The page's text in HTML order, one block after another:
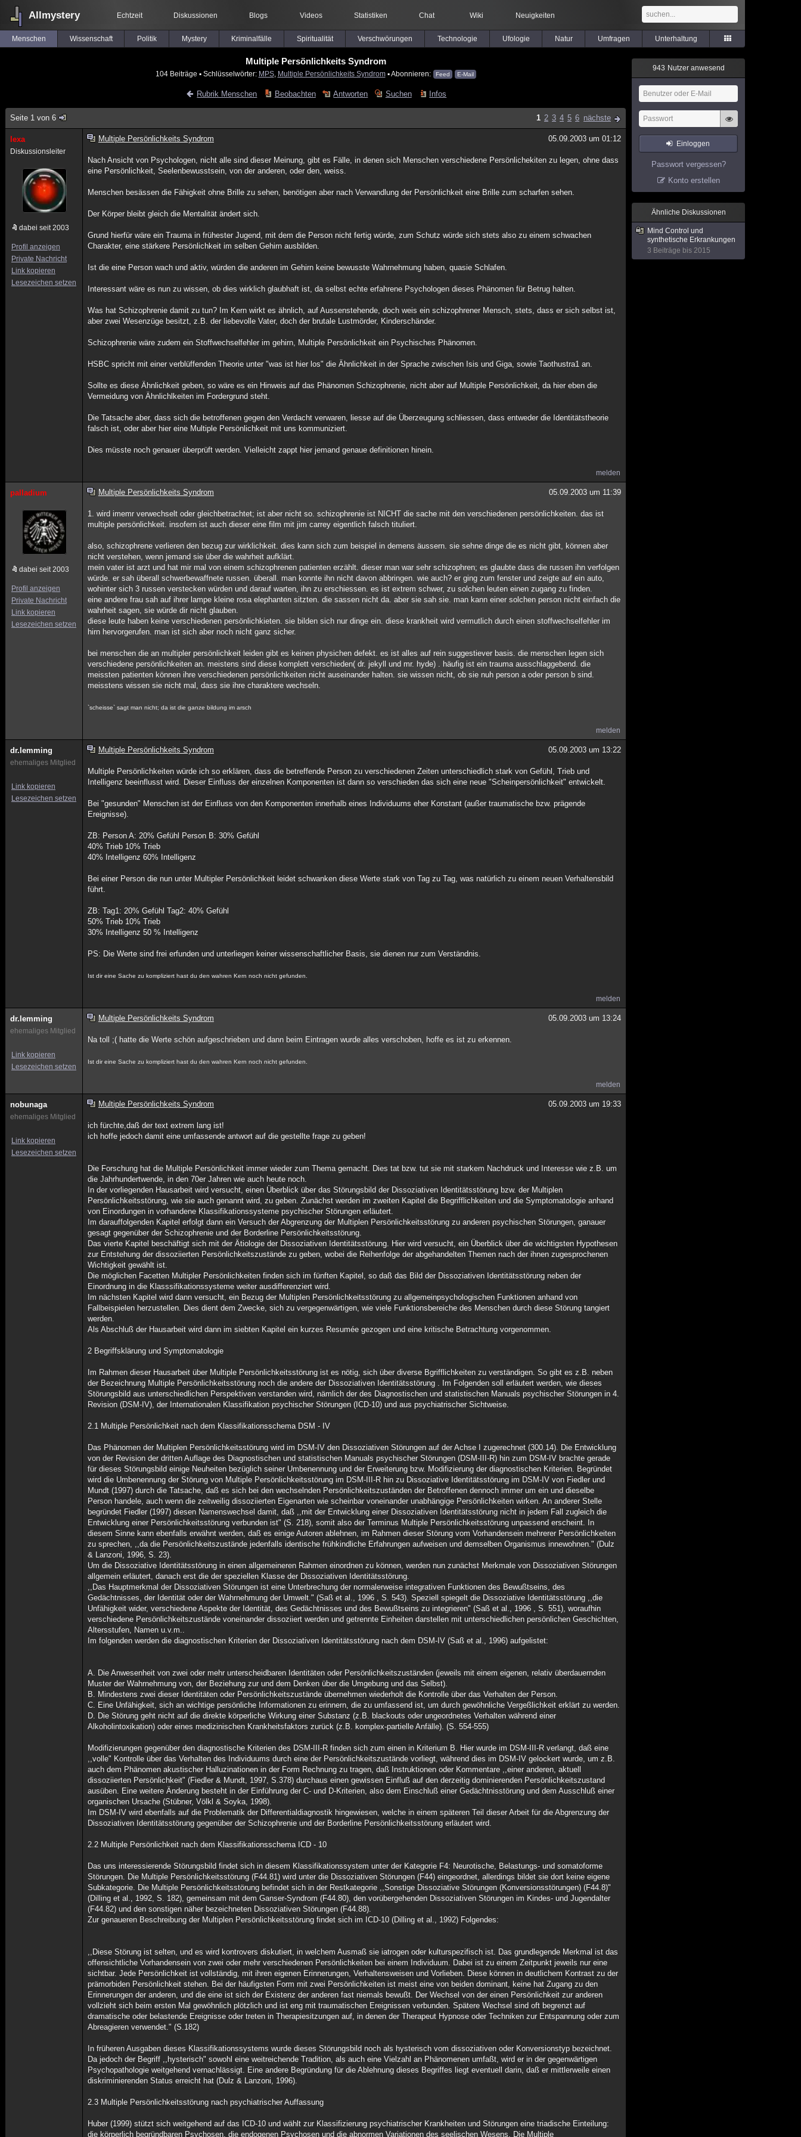
Allmystery Echtzeit Diskussionen Blogs Videos Statistiken Chat Wiki Neuigkeiten
Menschen Wissenschaft Politik Mystery Kriminalfälle Spiritualität Verschwörungen Technologie Ufologie Natur Umfragen Unterhaltung
Multiple Persönlichkeits Syndrom
104 Beiträge ▪ Schlüsselwörter: MPS, Multiple Persönlichkeits Syndrom▪ Abonnieren: Feed E-Mail
Rubrik Menschen Beobachten Antworten Suchen Infos
Seite 1 von 6 1 2 3 4 5 6 nächste
lexa
Diskussionsleiter
dabei seit 2003
Profil anzeigen
Private Nachricht
Link kopieren
Lesezeichen setzen
Multiple Persönlichkeits Syndrom 05.09.2003 um 01:12
Nach Ansicht von Psychologen, nicht alle sind dieser Meinung, gibt es Fälle, in denen sich Menschen verschiedene Persönlichekiten zu legen, ohne dass
eine Persönlichkeit, Seelenbewusstsein, von der anderen, oder den, weiss.
Menschen besässen die Fähigkeit ohne Brille zu sehen, benötigen aber nach Verwandlung der Persönlichkeit eine Brille zum scharfen sehen.
Der Körper bleibt gleich die Mentalität ändert sich.
Grund hierfür wäre ein Trauma in frühester Jugend, mit dem die Person nicht fertig würde, zum Schutz würde sich stets also zu einem schwachen
Charakter, eine stärkere Persönlichkeit im selben Gehirn ausbilden.
Ist die eine Person wach und aktiv, würden die anderen im Gehirn keine bewusste Wahrnehmung haben, quasie Schlafen.
Interessant wäre es nun zu wissen, ob dies wirklich glaubhaft ist, da selbst echte erfahrene Psychologen dieses Phänomen für Betrug halten.
Was hat Schizophrenie damit zu tun? Im Kern wirkt es ähnlich, auf Aussenstehende, doch weis ein schizophrener Mensch, stets, dass er sich selbst ist,
aber zwei Wesenzüge besitzt, z.B. der liebevolle Vater, doch der brutale Lustmörder, Kinderschänder.
Schizophrenie wäre zudem ein Stoffwechselfehler im gehirn, Multiple Persönlichkeit ein Psychisches Phänomen.
HSBC spricht mit einer verblüffenden Theorie unter "was ist hier los" die Ähnlichkeit in der Sprache zwischen Isis und Giga, sowie Taothustra1 an.
Sollte es diese Ähnlichkeit geben, so wäre es ein Hinweis auf das Phänomen Schizophrenie, nicht aber auf Multiple Persönlichkeit, da hier eben die
Vermeidung von Ähnlichlkeiten im Fordergrund steht.
Die Tatsache aber, dass sich die betroffenen gegen den Verdacht verwaren, liesse auf die Überzeugung schliessen, dass entweder die Identitätstheorie
falsch ist, oder aber hier eine Multiple Persönlichkeit mit uns kommuniziert.
Dies müsste noch genauer überprüft werden. Vielleicht zappt hier jemand genaue definitionen hinein.
melden
palladium
dabei seit 2003
Profil anzeigen
Private Nachricht
Link kopieren
Lesezeichen setzen
Multiple Persönlichkeits Syndrom 05.09.2003 um 11:39
1. wird imemr verwechselt oder gleichbetrachtet; ist aber nicht so. schizophrenie ist NICHT die sache mit den verschiedenen persönlichkeiten. das ist
multiple persönlichkeit. insofern ist auch dieser eine film mit jim carrey eigentlich falsch tituliert.
also, schizophrene verlieren den bezug zur wirklichkeit. dies kann sich zum beispiel in demens äussern. sie sehne dinge die es nicht gibt, können aber
nicht verstehen, wenn jemand sie über die wahrheit aufklärt.
mein vater ist arzt und hat mir mal von einem schizophrenen patienten erzählt. dieser man war sehr schizophren; es glaubte dass die russen ihn verfolgen
würde. er sah überall schwerbewaffnete russen. überall. man konnte ihn nicht davon abbringen. wie auch? er ging zum fenster und zeigte auf ein auto,
wohinter sich 3 russen verstecken würden und darauf warten, ihn zu erschiessen. es ist extrem schwer, zu solchen leuten einen zugang zu finden.
eine andere frau sah auf ihrer lampe kleine rosa elephanten sitzten. die sassen nicht da. aber sie sah sie. man kann einer solchen person nicht einfach die
wahrheit sagen, sie würde dir nicht glauben.
diese leute haben keine verschiedenen persönlichkieten. sie bilden sich nur dinge ein. diese krankheit wird vermutlich durch einen stoffwechselfehler im
hirn hervorgerufen. man ist sich aber noch nicht ganz sicher.
bei menschen die an multipler persönlichkeit leiden gibt es keinen physichen defekt. es ist alles auf rein suggestiever basis. die menschen legen sich
verschiedene persönlichkeiten an. meistens sind diese komplett verschieden( dr. jekyll und mr. hyde) . häufig ist ein trauma ausschlaggebend. die
meissten patienten können ihre verschiedenen persönlichkeiten nicht auseinander halten. sie wissen nicht, ob sie nuh person a oder person b sind.
meisstens wissen sie nicht mal, dass sie ihre charaktere wechseln.
`scheisse` sagt man nicht; da ist die ganze bildung im arsch
melden
dr.lemming
ehemaliges Mitglied
Link kopieren
Lesezeichen setzen
Multiple Persönlichkeits Syndrom 05.09.2003 um 13:22
Multiple Persönlichkeiten würde ich so erklären, dass die betreffende Person zu verschiedenen Zeiten unterschiedlich stark von Gefühl, Trieb und
Intelligenz beeinflusst wird. Dieser Einfluss der einzelnen Komponenten ist dann so verschieden das sich eine neue "Scheinpersönlichkeit" entwickelt.
Bei "gesunden" Menschen ist der Einfluss von den Komponenten innerhalb eines Individuums eher Konstant (außer traumatische bzw. prägende
Ereignisse).
ZB: Person A: 20% Gefühl Person B: 30% Gefühl
40% Trieb 10% Trieb
40% Intelligenz 60% Intelligenz
Bei einer Person die nun unter Multipler Persönlichkeit leidet schwanken diese Werte stark von Tag zu Tag, was natürlich zu einem neuen Verhaltensbild
führt.
ZB: Tag1: 20% Gefühl Tag2: 40% Gefühl
50% Trieb 10% Trieb
30% Intelligenz 50 % Intelligenz
PS: Die Werte sind frei erfunden und unterliegen keiner wissenschaftlicher Basis, sie dienen nur zum Verständnis.
Ist dir eine Sache zu kompliziert hast du den wahren Kern noch nicht gefunden.
melden
dr.lemming
ehemaliges Mitglied
Link kopieren
Lesezeichen setzen
Multiple Persönlichkeits Syndrom 05.09.2003 um 13:24
Na toll ;( hatte die Werte schön aufgeschrieben und dann beim Eintragen wurde alles verschoben, hoffe es ist zu erkennen.
Ist dir eine Sache zu kompliziert hast du den wahren Kern noch nicht gefunden.
melden
nobunaga
ehemaliges Mitglied
Link kopieren
Lesezeichen setzen
Multiple Persönlichkeits Syndrom 05.09.2003 um 19:33
ich fürchte,daß der text extrem lang ist!
ich hoffe jedoch damit eine umfassende antwort auf die gestellte frage zu geben!
Die Forschung hat die Multiple Persönlichkeit immer wieder zum Thema gemacht. Dies tat bzw. tut sie mit starkem Nachdruck und Interesse wie z.B. um
die Jahrhundertwende, in den 70er Jahren wie auch heute noch.
In der vorliegenden Hausarbeit wird versucht, einen Überblick über das Störungsbild der Dissoziativen Identitätsstörung bzw. der Multiplen
Persönlichkeitsstörung, wie sie auch genannt wird, zu geben. Zunächst werden im zweiten Kapitel die Begrifflichkeiten und die Symptomatologie anhand
von Einordungen in vorhandene Klassifikationssysteme psychischer Störungen erläutert.
Im darauffolgenden Kapitel erfolgt dann ein Versuch der Abgrenzung der Multiplen Persönlichkeitsstörung zu anderen psychischen Störungen, ganauer
gesagt gegenüber der Schizophrenie und der Borderline Persönlichkeitsstörung.
Das vierte Kapitel beschäftigt sich mit der Ätiologie der Dissoziativen Identitätsstörung. Hier wird versucht, ein Überblick über die wichtigsten Hypothesen
zur Entstehung der dissoziierten Persönlichkeitszustände zu geben, wobei die Reihenfolge der abgehandelten Themen nach der ihnen zugesprochenen
Wichtigkeit gewählt ist.
Die möglichen Facetten Multipler Persönlichkeiten finden sich im fünften Kapitel, so daß das Bild der Dissoziativen Identitätsstörung neben der
Einordnung in die Klasssifikationssysteme weiter ausdifferenziert wird.
Im nächsten Kapitel wird dann versucht, ein Bezug der Multiplen Persönlichkeitsstörung zu allgemeinpsychologischen Funktionen anhand von
Fallbeispielen herzustellen. Dies dient dem Zwecke, sich zu vergegenwärtigen, wie viele Funktionsbereiche des Menschen durch diese Störung tangiert
werden.
Als Abschluß der Hausarbeit wird dann im siebten Kapitel ein kurzes Resumée gezogen und eine kritische Betrachtung vorgenommen.
2 Begriffsklärung und Symptomatologie
Im Rahmen dieser Hausarbeit über Multiple Persönlichkeitsstörung ist es nötig, sich über diverse Bgrifflichkeiten zu verständigen. So gibt es z.B. neben
der Bezeichnung Multiple Persönlichkeitsstörung noch die andere der Dissoziativen Identitätsstörung . Im Folgenden soll erläutert werden, wie dieses
Störungsbild aus unterschiedlichen Perspektiven verstanden wird, nämlich der des Diagnostischen und statistischen Manuals psychischer Störungen in 4.
Revision (DSM-IV), der Internationalen Klassifikation psychischer Störungen (ICD-10) und aus psychiatrischer Sichtweise.
2.1 Multiple Persönlichkeit nach dem Klassifikationsschema DSM - IV
Das Phänomen der Multiplen Persönlichkeitsstörung wird im DSM-IV den Dissoziativen Störungen auf der Achse I zugerechnet (300.14). Die Entwicklung
von der Revision der dritten Auflage des Diagnostischen und statistischen Manuals psychischer Störungen (DSM-III-R) hin zum DSM-IV brachte gerade
für dieses Störungsbild einige Neuheiten bezüglich seiner Umbenennung und der Erweiterung bzw. Modifizierung der diagnostischen Kriterien. Begründet
wird die Umbenennung der Störung von Multiple Persönlichkeitsstörung im DSM-III-R hin zu Dissoziative Identitätsstörung im DSM-IV von Fiedler und
Mundt (1997) durch die Tatsache, daß es sich bei den wechselnden Persönlichkeitszuständen der Betroffenen dennoch immer um ein und dieselbe
Person handele, auch wenn die zeitweilig dissoziierten Eigenarten wie scheinbar voneinander unabhängige Persönlichkeiten wirken. An anderer Stelle
begründet Fiedler (1997) diesen Namenswechsel damit, daß ,,mit der Entwicklung einer Dissoziativen Identitätsstörung nicht in jedem Fall zugleich die
Entwicklung einer Persönlichkeitsstörung verbunden ist" (S. 218), somit also der Terminus Multiple Persönlichkeitsstörung unpassend erscheint. In
diesem Sinne kann ebenfalls erwähnt werden, daß es einige Autoren ablehnen, im Rahmen dieser Störung vom Vorhandensein mehrerer Persönlichkeiten
zu sprechen, ,,da die Persönlichkeitszustände jedenfalls identische frühkindliche Erfahrungen aufweisen und demselben Organismus innewohnen." (Dulz
& Lanzoni, 1996, S. 23).
Um die Dissoziative Identitätsstörung in einen allgemeineren Rahmen einordnen zu können, werden nun zunächst Merkmale von Dissoziativen Störungen
allgemein erläutert, danach erst die der speziellen Klasse der Dissoziativen Identitätsstörung.
,,Das Hauptmerkmal der Dissoziativen Störungen ist eine Unterbrechung der normalerweise integrativen Funktionen des Bewußtseins, des
Gedächtnisses, der Identität oder der Wahrnehmung der Umwelt." (Saß et al., 1996 , S. 543). Speziell spiegelt die Dissoziative Identitätsstörung ,,die
Unfähigkeit wider, verschiedene Aspekte der Identität, des Gedächtnisses und des Bewußtseins zu integrieren" (Saß et al., 1996 , S. 551), woraufhin
verschiedene Persönlichkeitszustände voneinander dissoziiert werden und getrennte Einheiten darstellen mit unterschiedlichen persönlichen Geschichten,
Altersstufen, Namen u.v.m..
Im folgenden werden die diagnostischen Kriterien der Dissoziativen Identitätsstörung nach dem DSM-IV (Saß et al., 1996) aufgelistet:
A. Die Anwesenheit von zwei oder mehr unterscheidbaren Identitäten oder Persönlichkeitszuständen (jeweils mit einem eigenen, relativ überdauernden
Muster der Wahrnehmung von, der Beziehung zur und dem Denken über die Umgebung und das Selbst).
B. Mindestens zwei dieser Identitäten oder Persönlichkeitszustände übernehmen wiederholt die Kontrolle über das Verhalten der Person.
C. Eine Unfähigkeit, sich an wichtige persönliche Informationen zu erinnern, die zu umfassend ist, um durch gewöhnliche Vergeßlichkeit erklärt zu werden.
D. Die Störung geht nicht auf die direkte körperliche Wirkung einer Substanz (z.B. blackouts oder ungeordnetes Verhalten während einer
Alkoholintoxikation) oder eines medizinischen Krankheitsfaktors zurück (z.B. komplex-partielle Anfälle). (S. 554-555)
Modifizierungen gegenüber den diagnostische Kriterien des DSM-III-R finden sich zum einen in Kriterium B. Hier wurde im DSM-III-R verlangt, daß eine
,,volle" Kontrolle über das Verhalten des Individuums durch eine der Persönlichkeitszustände vorliegt, während dies im DSM-IV gelockert wurde, um z.B.
auch dem Phänomen akustischer Halluzinationen in der Form Rechnung zu tragen, daß Instruktionen oder Kommentare ,,einer anderen, aktuell
dissoziierten Persönlichkeit" (Fiedler & Mundt, 1997, S.378) durchaus einen gewissen Einfluß auf den derzeitig dominierenden Persönlichkeitszustand
ausüben. Eine weitere Änderung besteht in der Einführung der C- und D-Kriterien, also dem Einschluß einer Gedächtnisstörung und dem Ausschluß einer
organischen Ursache (Stübner, Völkl & Soyka, 1998).
Im DSM-IV wird ebenfalls auf die Problematik der Differentialdiagnostik hingewiesen, welche in einem späteren Teil dieser Arbeit für die Abgrenzung der
Dissoziativen Identitätsstörung gegenüber der Schizophrenie und der Borderline Persönlichkeitsstörung erläutert wird.
2.2 Multiple Persönlichkeit nach dem Klassifikationsschema ICD - 10
Das uns interessierende Störungsbild findet sich in diesem Klassifikationssystem unter der Kategorie F4: Neurotische, Belastungs- und somatoforme
Störungen. Die Multiple Persönlichkeitsstörung (F44.81) wird unter die Dissoziativen Störungen (F44) eingeordnet, allerdings bildet sie dort keine eigene
Subkategorie. Die Multiple Persönlichkeitsstörung befindet sich in der Restkategorie ,,Sonstige Dissoziative Störungen (Konversionsstörungen) (F44.8)"
(Dilling et al., 1992, S. 182), gemeinsam mit dem Ganser-Syndrom (F44.80), den vorübergehenden Dissoziativen Störungen im Kindes- und Jugendalter
(F44.82) und den sonstigen näher bezeichneten Dissoziativen Störungen (F44.88).
Zur genaueren Beschreibung der Multiplen Persönlichkeitsstörung findet sich im ICD-10 (Dilling et al., 1992) Folgendes:
,,Diese Störung ist selten, und es wird kontrovers diskutiert, in welchem Ausmaß sie iatrogen oder kulturspezifisch ist. Das grundlegende Merkmal ist das
offensichtliche Vorhandensein von zwei oder mehr verschiedenen Persönlichkeiten bei einem Individuum. Dabei ist zu einem Zeitpunkt jeweils nur eine
sichtbar. Jede Persönlichkeit ist vollständig, mit ihren eigenen Erinnerungen, Verhaltensweisen und Vorlieben. Diese können in deutlichem Kontrast zu der
prämorbiden Persönlichkeit stehen. Bei der häufigsten Form mit zwei Persönlichkeiten ist meist eine von beiden dominant, keine hat Zugang zu den
Erinnerungen der anderen, und die eine ist sich der Existenz der anderen fast niemals bewußt. Der Wechsel von der einen Persönlichkeit zur anderen
vollzieht sich beim ersten Mal gewöhnlich plötzlich und ist eng mit traumatischen Ereignissen verbunden. Spätere Wechsel sind oft begrenzt auf
dramatische oder belastende Ereignisse oder treten in Therapiesitzungen auf, in denen der Therapeut Hypnose oder Techniken zur Entspannung oder zum
Abreagieren verwendet." (S.182)
In früheren Ausgaben dieses Klassifikationssystems wurde dieses Störungsbild noch als hysterisch vom dissoziativen oder Konversionstyp bezeichnet.
Da jedoch der Begriff ,,hysterisch" sowohl eine weitreichende Tradition, als auch eine Vielzahl an Phänomenen umfaßt, wird er in der gegenwärtigen
Psychopathologie weitgehend vernachlässigt. Eine andere Begründung für die Ablehnung dieses Begriffes liegt eventuell darin, daß er mittlerweile einen
diskriminierenden Status erreicht hat (Dulz & Lanzoni, 1996).
2.3 Multiple Persönlichkeitsstörung nach psychiatrischer Auffassung
Huber (1999) stützt sich weitgehend auf das ICD-10 und wählt zur Klassifizierung psychiatrischer Krankheiten und Störungen eine triadische Einteilung:
die körperlich begründbaren Psychosen, die endogenen Psychosen und die abnormen Variationen des seelischen Wesens. Die Multiple
943 Nutzer anwesend
Einloggen
Passwort vergessen?
Konto erstellen
Ähnliche Diskussionen
Mind Control und
synthetische Erkrankungen
3 Beiträge bis 2015